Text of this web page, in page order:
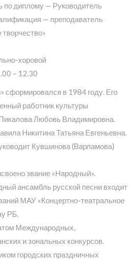
по диплому — Руководитель
— преподаватель
хоровой
– 12.30
сформировался в 1984 году. Его
работник культуры
Любовь Владимировна.
Никитина Татьяна Евгеньевна.
Кувшинова (Варламова)
звание «Народный».
ансамбль русской песни входит
МАУ «Концертно-театральное
РБ.
Международных,
и зональных конкурсов.
городских праздничных